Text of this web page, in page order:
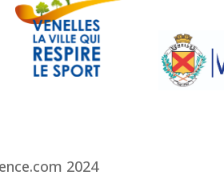
2024